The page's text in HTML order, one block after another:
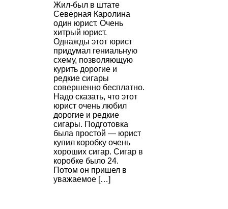
Жил-был в штате
Северная Каролина
один юрист. Очень
хитрый юрист.
Однажды этот юрист
придумал гениальную
схему, позволяющую
курить дорогие и
редкие сигары
совершенно бесплатно.
Надо сказать, что этот
юрист очень любил
дорогие и редкие
сигары. Подготовка
была простой — юрист
купил коробку очень
хороших сигар. Сигар в
коробке было 24.
Потом он пришел в
уважаемое […]